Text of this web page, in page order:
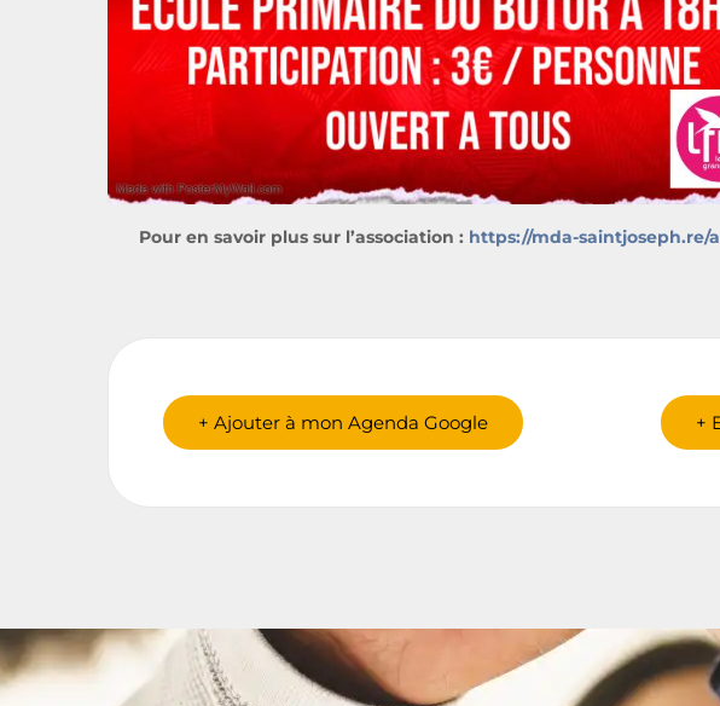
Pour en savoir plus sur l’association : https://mda-saintjoseph.re/
+ Ajouter à mon Agenda Google +